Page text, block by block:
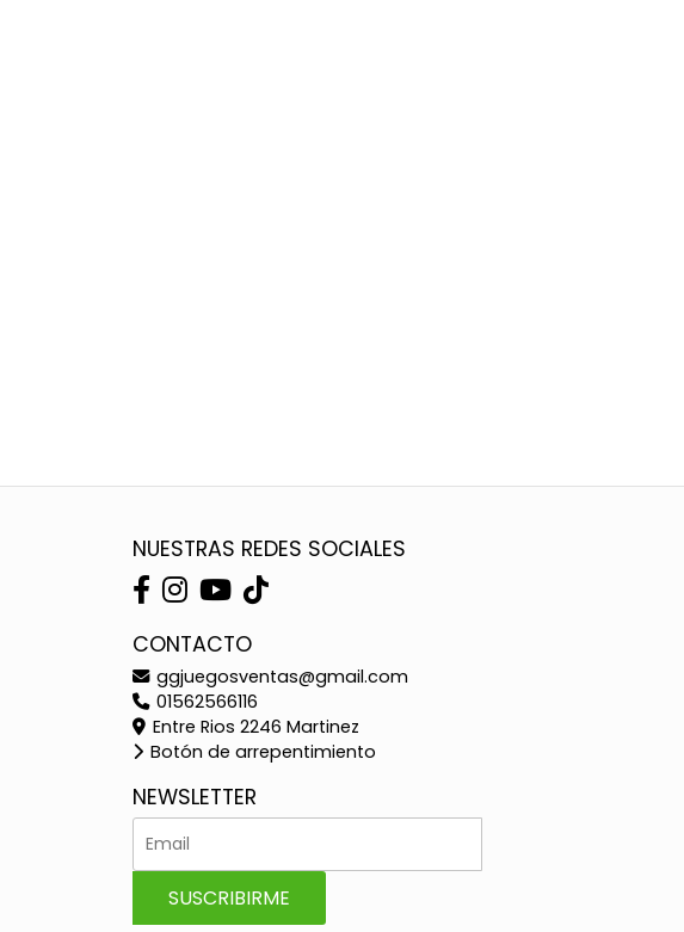
NUESTRAS REDES SOCIALES
CONTACTO
ggjuegosventas@gmail.com
01562566116
Entre Rios 2246 Martinez
Botón de arrepentimiento
NEWSLETTER
SUSCRIBIRME